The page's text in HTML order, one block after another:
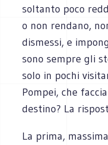
soltanto poco
o non rendano,
dismessi, e
sono sempre gli
solo in pochi
Pompei, che
destino? La
La prima,